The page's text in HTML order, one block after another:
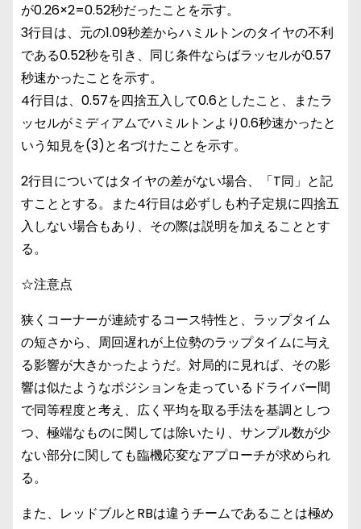
が0.26×2=0.52秒だったことを示す。
3行目は、元の1.09秒差からハミルトンのタイヤの不利
である0.52秒を引き、同じ条件ならばラッセルが0.57
秒速かったことを示す。
4行目は、0.57を四捨五入して0.6としたこと、またラ
ッセルがミディアムでハミルトンより0.6秒速かったと
いう知見を(3)と名づけたことを示す。
2行目についてはタイヤの差がない場合、「T同」と記
すこととする。また4行目は必ずしも杓子定規に四捨五
入しない場合もあり、その際は説明を加えることとす
る。
☆注意点
狭くコーナーが連続するコース特性と、ラップタイム
の短さから、周回遅れが上位勢のラップタイムに与え
る影響が大きかったようだ。対局的に見れば、その影
響は似たようなポジションを走っているドライバー間
で同等程度と考え、広く平均を取る手法を基調としつ
つ、極端なものに関しては除いたり、サンプル数が少
ない部分に関しても臨機応変なアプローチが求められ
る。
また、レッドブルとRBは違うチームであることは極め